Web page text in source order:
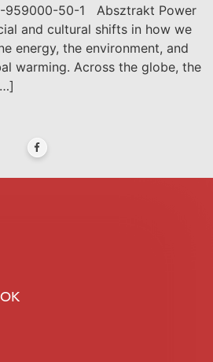
959000-50-1 Absztrakt Power
and cultural shifts in how we
energy, the environment, and
warming. Across the globe, the